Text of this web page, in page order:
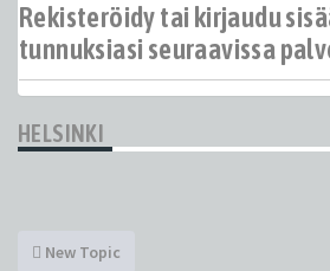
Rekisteröidy tai kirjaudu
tunnuksiasi seuraavissa
HELSINKI
New Topic